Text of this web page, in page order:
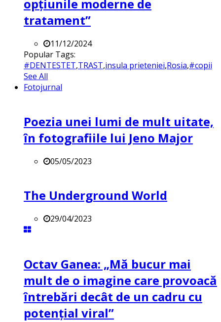
opțiunile moderne de
tratament”
11/12/2024
Popular Tags:
#DENTESTET,TRAST,insula prieteniei,Rosia,#copii
See All
Fotojurnal
Poezia unei lumi de mult uitate,
în fotografiile lui Jeno Major
05/05/2023
The Underground World
29/04/2023
Octav Ganea: „Mă bucur mai
mult de o imagine care provoacă
întrebări decât de un cadru cu
potenţial viral”